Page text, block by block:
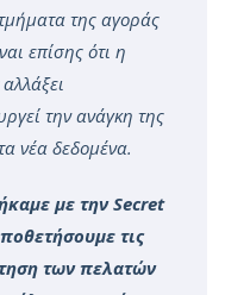
της αγοράς
επίσης ότι η
την ανάγκη της
νέα δεδομένα.
με την Secret
τις
των πελατών